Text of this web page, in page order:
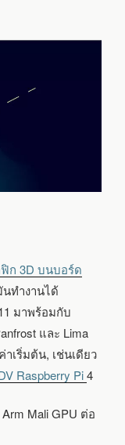
ฟิก 3D บนบอร์ด
ทำงานได้
มาพร้อมกับ
และ Lima
เริ่มต้น, เช่นเดียว
Raspberry Pi4
Mali GPU ต่อ